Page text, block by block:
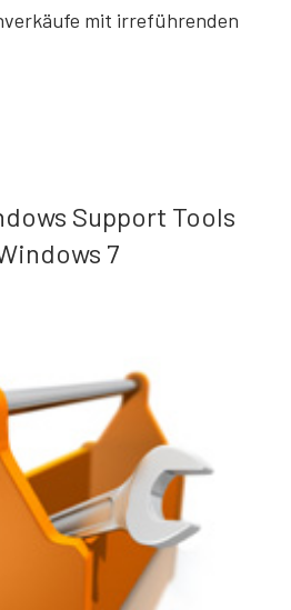
mit irreführenden
Support Tools
7